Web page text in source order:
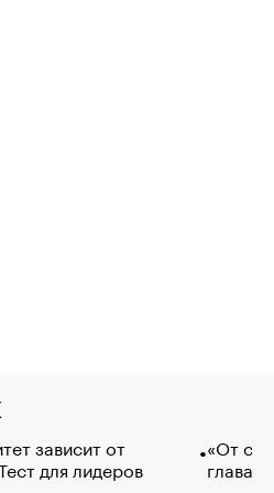
зависит от
для лидеров
«От
глава